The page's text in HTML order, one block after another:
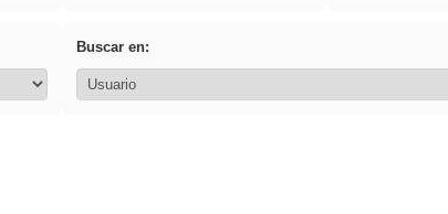
Buscar en: